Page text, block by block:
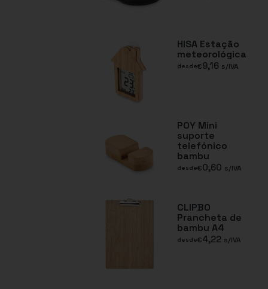
HISA Estação
meteorológica
desde€9,16 s/IVA
POY Mini
suporte
telefónico
bambu
desde€0,60 s/IVA
CLIPBO
Prancheta de
bambu A4
desde€4,22 s/IVA